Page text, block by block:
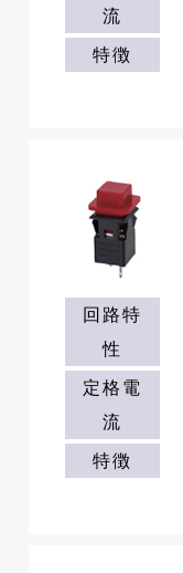
流
特徴
回路特
性
定格電
流
特徴